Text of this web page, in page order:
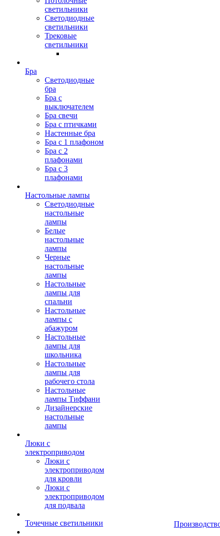
светильники
Светодиодные
светильники
Трековые
светильники
Бра
Светодиодные
бра
Бра с
выключателем
Бра свечи
Бра с птичками
Настенные бра
Бра с 1 плафоном
Бра с 2
плафонами
Бра с 3
плафонами
Настольные лампы
Светодиодные
настольные
лампы
Белые
настольные
лампы
Черные
настольные
лампы
Настольные
лампы для
спальни
Настольные
лампы с
абажуром
Настольные
лампы для
школьника
Настольные
лампы для
рабочего стола
Настольные
лампы Тиффани
Дизайнерские
настольные
лампы
Люки с
электроприводом
Люки с
электроприводом
для кровли
Люки с
электроприводом
для подвала
Точечные светильники